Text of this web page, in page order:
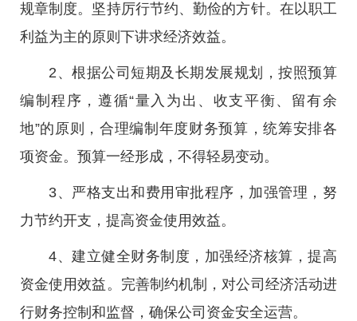
规章制度。坚持厉行节约、勤俭的方针。在以职工
利益为主的原则下讲求经济效益。
2、根据公司短期及长期发展规划，按照预算
编制程序，遵循“量入为出、收支平衡、留有余
地”的原则，合理编制年度财务预算，统筹安排各
项资金。预算一经形成，不得轻易变动。
3、严格支出和费用审批程序，加强管理，努
力节约开支，提高资金使用效益。
4、建立健全财务制度，加强经济核算，提高
资金使用效益。完善制约机制，对公司经济活动进
行财务控制和监督，确保公司资金安全运营。